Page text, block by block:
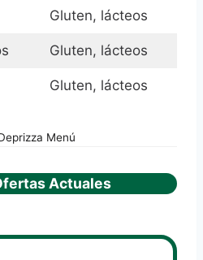
Gluten, lácteos
Gluten, lácteos
Gluten, lácteos
Menú
Actuales